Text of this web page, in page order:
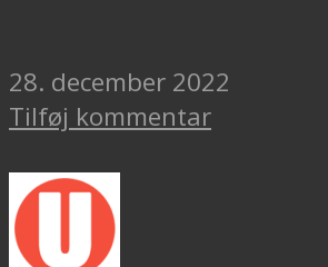
28. december 2022
Tilføj kommentar